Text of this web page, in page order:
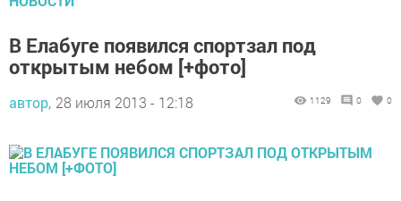
В Елабуге появился спортзал под
открытым небом [+фото]
автор, 28 июля 2013 - 12:18 1129 0 0